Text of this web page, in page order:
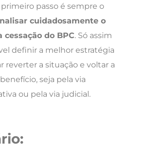
primeiro passo é sempre o
cuidadosamente o
cessação do BPC. Só assim
definir a melhor estratégia
reverter a situação e voltar a
seja pela via
ou pela via judicial.